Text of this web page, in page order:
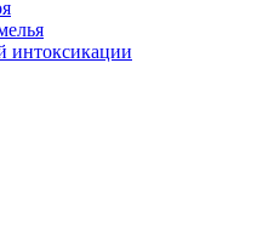
интоксикации